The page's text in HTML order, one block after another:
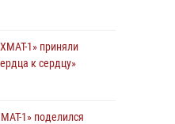
1» приняли
к сердцу»
1» поделился